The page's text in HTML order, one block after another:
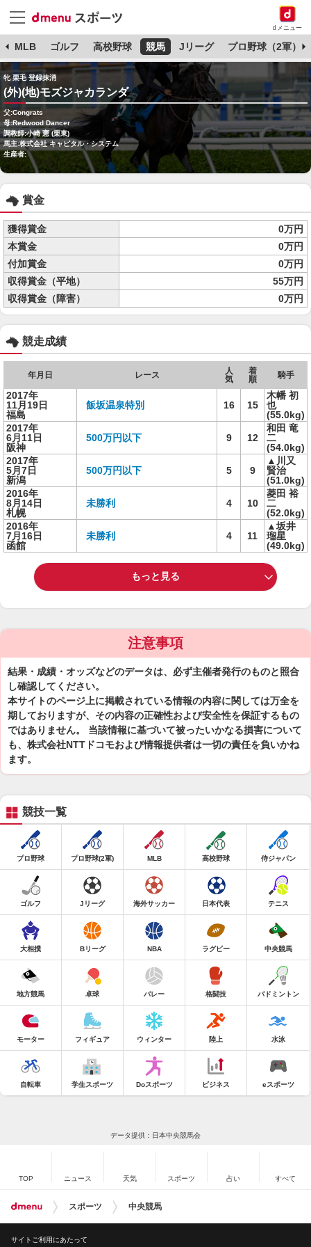
dメニュー
MLB ゴルフ 高校野球 競馬 Jリーグ プロ野球（2軍）
牝 栗毛 登録抹消
(外)(地)モズジャカランダ
父:Congrats
母:Redwood Dancer
調教師:小崎 憲 (栗東)
馬主:株式会社 キャピタル・システム
生産者:
賞金
獲得賞金
0万円
本賞金
0万円
付加賞金
0万円
収得賞金（平地）
55万円
収得賞金（障害）
0万円
競走成績
年月日 レース
人
気
着
順
騎手
2017年
11月19日
福島
飯坂温泉特別 16 15
木幡 初
也
(55.0kg)
2017年
6月11日
阪神
500万円以下 9 12
和田 竜
二
(54.0kg)
2017年
5月7日
新潟
500万円以下 5 9
▲川又
賢治
(51.0kg)
2016年
8月14日
札幌
未勝利 4 10
菱田 裕
二
(52.0kg)
2016年
7月16日
函館
未勝利 4 11
▲坂井
瑠星
(49.0kg)
もっと見る
注意事項
結果・成績・オッズなどのデータは、必ず主催者発行のものと照合
し確認してください。
本サイトのページ上に掲載されている情報の内容に関しては万全を
期しておりますが、その内容の正確性および安全性を保証するもの
ではありません。 当該情報に基づいて被ったいかなる損害について
も、株式会社NTTドコモおよび情報提供者は一切の責任を負いかね
ます。
競技一覧
プロ野球 プロ野球(2軍) MLB 高校野球 侍ジャパン
ゴルフ Jリーグ 海外サッカー 日本代表 テニス
大相撲 Bリーグ NBA ラグビー 中央競馬
地方競馬 卓球 バレー 格闘技 バドミントン
モーター フィギュア ウィンター 陸上 水泳
自転車 学生スポーツ Doスポーツ ビジネス eスポーツ
データ提供：日本中央競馬会
TOP ニュース 天気 スポーツ 占い すべて
スポーツ 中央競馬
サイトご利用にあたって